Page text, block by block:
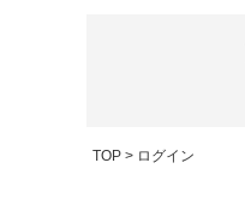
TOP ログイン